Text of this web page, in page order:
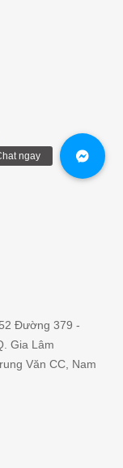
Đường 379 -
Gia Lâm
Văn CC, Nam